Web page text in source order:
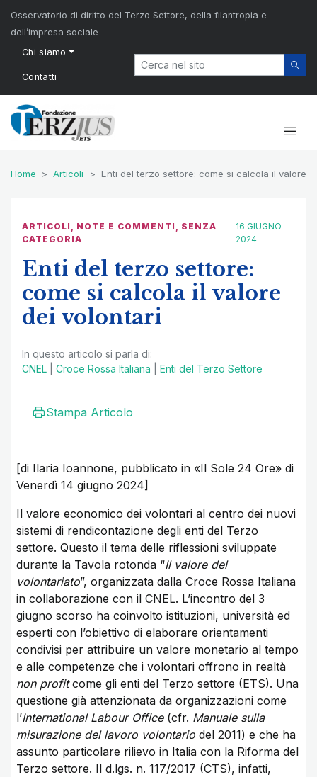
Osservatorio di diritto del Terzo Settore, della filantropia e
dell’impresa sociale
Chi siamo
Contatti
Home Articoli Enti del terzo settore: come si calcola il valore
ARTICOLI , NOTE E COMMENTI , SENZA
CATEGORIA
16 GIUGNO
2024
Enti del terzo settore:
come si calcola il valore
dei volontari
In questo articolo si parla di:
CNEL
Croce Rossa Italiana Enti del Terzo Settore
Stampa Articolo
[di Ilaria Ioannone, pubblicato in «Il Sole 24 Ore» di
Venerdì 14 giugno 2024]
Il valore economico dei volontari al centro dei nuovi
sistemi di rendicontazione degli enti del Terzo
settore. Questo il tema delle riflessioni sviluppate
durante la Tavola rotonda “Il valore del
volontariato”, organizzata dalla Croce Rossa Italiana
in collaborazione con il CNEL. L’incontro del 3
giugno scorso ha coinvolto istituzioni, università ed
esperti con l’obiettivo di elaborare orientamenti
condivisi per attribuire un valore monetario al tempo
e alle competenze che i volontari offrono in realtà
non profitcome gli enti del Terzo settore (ETS). Una
questione già attenzionata da organizzazioni come
l’International Labour Office(cfr. Manuale sulla
misurazione del lavoro volontario del 2011) e che ha
assunto particolare rilievo in Italia con la Riforma del
Terzo settore. Il d.lgs. n. 117/2017 (CTS), infatti,